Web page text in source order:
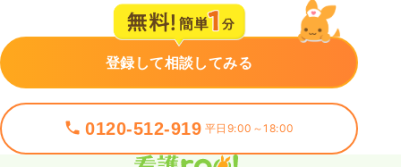
登録して相談してみる
0120-512-919 平日9:00～18:00